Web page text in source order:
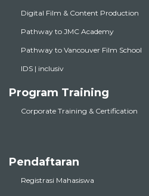
Digital Film & Content Production
Pathway to JMC Academy
Pathway to Vancouver Film School
IDS | inclusiv
Program Training
Corporate Training & Certification
Pendaftaran
Registrasi Mahasiswa